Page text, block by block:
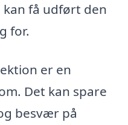
få udført den
for.
er en
Det kan spare
besvær på